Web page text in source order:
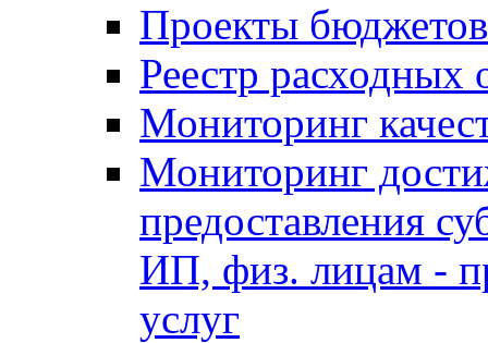
Проекты бюджетов
Реестр расходных
Мониторинг
Мониторинг
предоставления
ИП, физ. лицам -
услуг